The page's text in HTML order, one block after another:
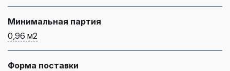
Минимальная партия
0,96 м2
Форма поставки